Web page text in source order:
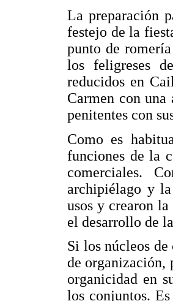
La preparación
festejo de la
punto de
los feligreses
reducidos en
Carmen con
penitentes con
Como es
funciones de la
comerciales.
archipiélago y
usos y crearon
el desarrollo de
Si los núcleos
de organización,
organicidad en
los conjuntos.